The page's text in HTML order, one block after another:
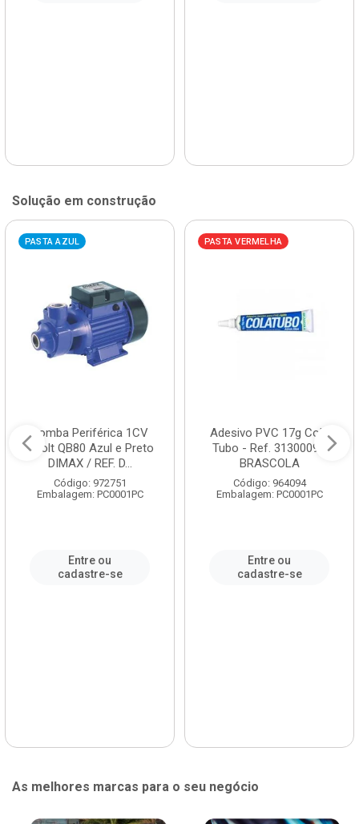
Solução em construção
PASTA AZUL
Bomba Periférica 1CV
Bivolt QB80 Azul e Preto
DIMAX / REF. D...
Código: 972751
Embalagem: PC0001PC
Entre ou
cadastre-se
PASTA VERMELHA
Adesivo PVC 17g Cola
Tubo - Ref. 3130009 -
BRASCOLA
Código: 964094
Embalagem: PC0001PC
Entre ou
cadastre-se
As melhores marcas para o seu negócio